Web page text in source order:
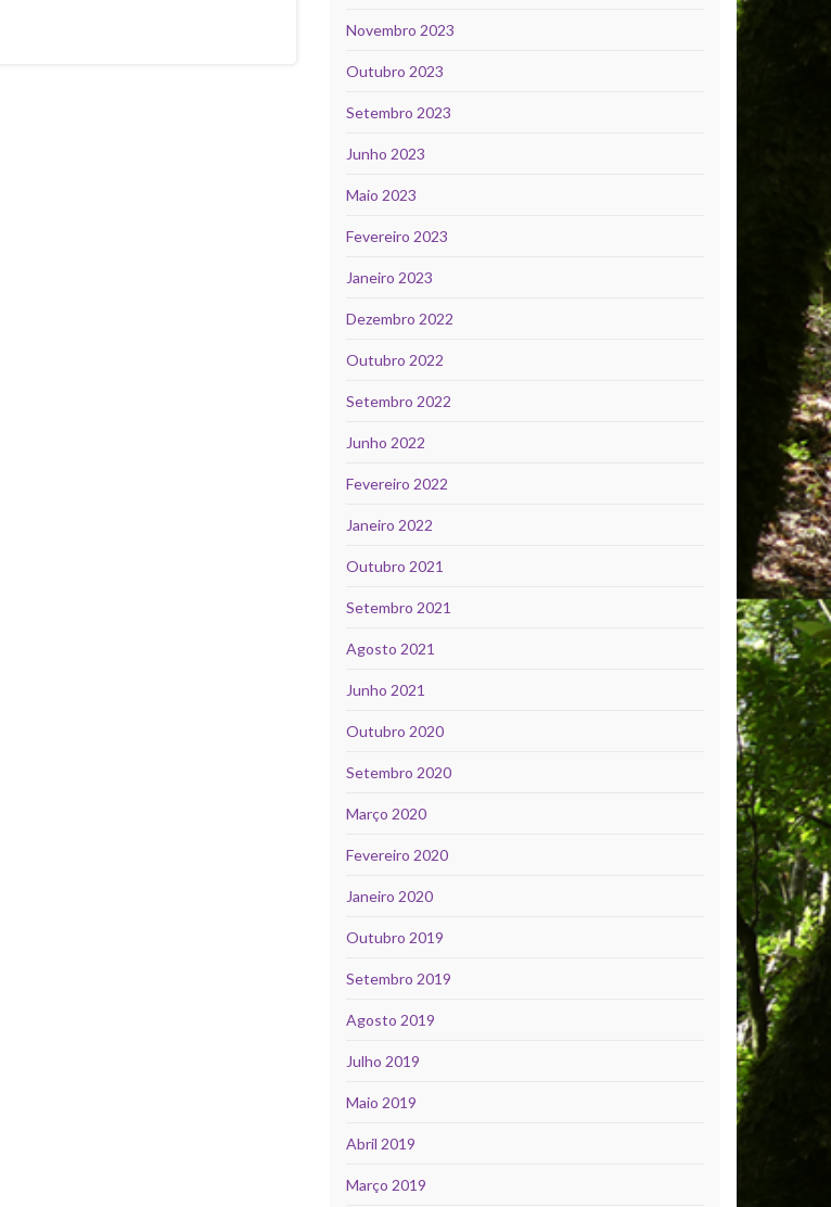
Novembro 2023
Outubro 2023
Setembro 2023
Junho 2023
Maio 2023
Fevereiro 2023
Janeiro 2023
Dezembro 2022
Outubro 2022
Setembro 2022
Junho 2022
Fevereiro 2022
Janeiro 2022
Outubro 2021
Setembro 2021
Agosto 2021
Junho 2021
Outubro 2020
Setembro 2020
Março 2020
Fevereiro 2020
Janeiro 2020
Outubro 2019
Setembro 2019
Agosto 2019
Julho 2019
Maio 2019
Abril 2019
Março 2019